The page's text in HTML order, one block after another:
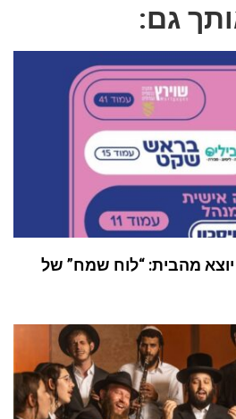
גם:
יוצא מהבית: “לוח שמח” של